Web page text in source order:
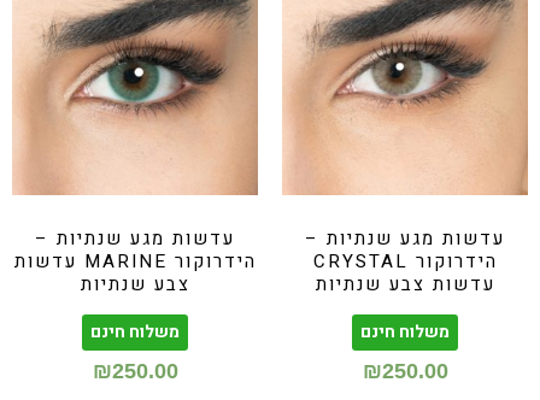
עדשות מגע שנתיות –
הידרוקור CRYSTAL
עדשות צבע שנתיות
משלוח חינם
₪250.00
עדשות מגע שנתיות –
הידרוקור MARINE עדשות
צבע שנתיות
משלוח חינם
₪250.00